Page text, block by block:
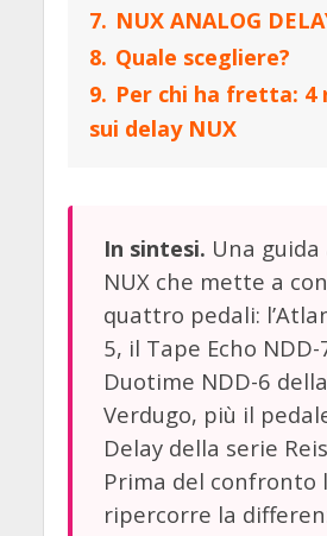
7. NUX ANALOG
8. Quale scegliere?
9. Per chi ha fretta: 4
sui delay NUX
In sintesi. Una guida
NUX che mette a
quattro pedali:
5, il Tape Echo NDD-
Duotime NDD-6
Verdugo, più il
Delay della serie
Prima del confronto
ripercorre la